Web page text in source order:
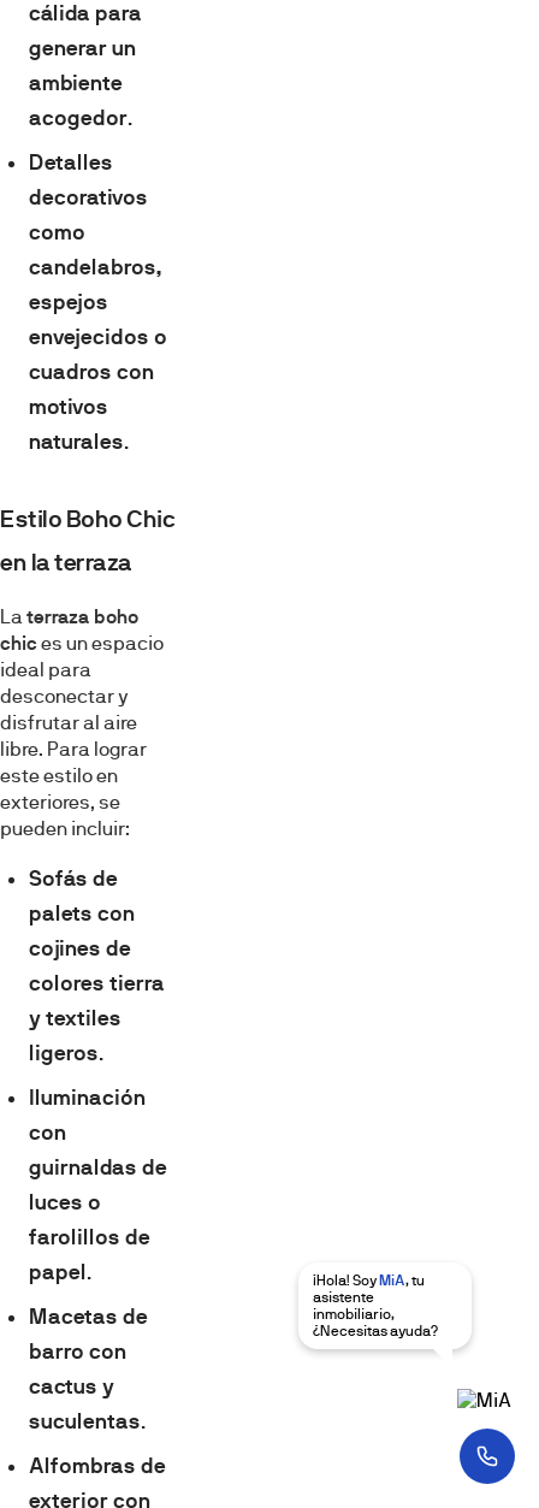
cálida para
generar un
ambiente
acogedor.
Detalles
decorativos
como
candelabros,
espejos
envejecidos o
cuadros con
motivos
naturales.
Estilo Boho Chic
en la terraza
Laterraza boho
chic es un espacio
ideal para
desconectar y
disfrutar al aire
libre. Para lograr
este estilo en
exteriores, se
pueden incluir:
Sofás de
palets con
cojines de
colores tierra
y textiles
ligeros.
Iluminación
con
guirnaldas de
luces o
farolillos de
papel .
Macetas de
barro con
cactus y
suculentas.
Alfombras de
exterior con
¡Hola! Soy MiA, tu
asistente
inmobiliario,
¿Necesitas ayuda?